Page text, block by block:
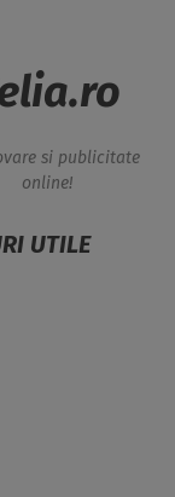
si publicitate
online!
UTILE